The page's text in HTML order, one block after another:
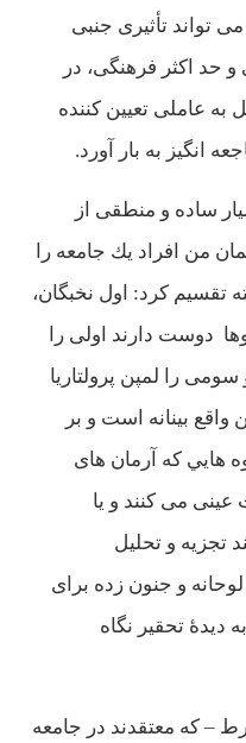
تواند تأثيری جنبی
و حد اكثر فرهنگی، در
عاملی تعيين كننده
انگيز به بار آورد.
ساده و منطقی از
من افراد يك جامعه را
تقسيم كرد: اول نخبگان،
دوست دارند اولی را
را لمپن پرولتاريا
واقع بينانه است و بر
هايي كه آرمان های
عينی می كنند و يا
تجزيه و تحليل
و جنون زده برای
ديدۀ تحقير نگاه
– كه معتقدند در جامعه